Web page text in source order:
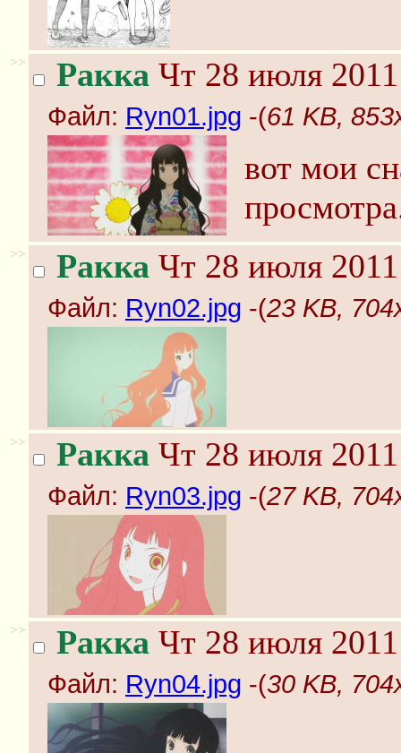
>> Ракка Чт 28 июля
Файл: Ryn01.jpg -(61 KB,
вот мои
>> Ракка Чт 28 июля
Файл: Ryn02.jpg -(23 KB,
>> Ракка Чт 28 июля
Файл: Ryn03.jpg -(27 KB,
>> Ракка Чт 28 июля
Файл: Ryn04.jpg -(30 KB,